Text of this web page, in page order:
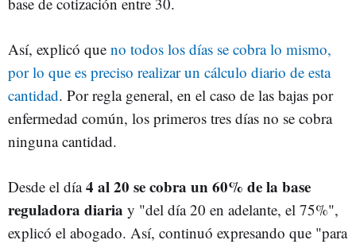
Así, explicó que no todos los días se cobra lo mismo,
por lo que es preciso realizar un cálculo diario de esta
cantidad. Por regla general, en el caso de las bajas por
enfermedad común, los primeros tres días no se cobra
ninguna cantidad.
Desde el día4 al 20 se cobra un 60% de la base
reguladora diaria y "del día 20 en adelante, el 75%",
explicó el abogado. Así, continuó expresando que "para